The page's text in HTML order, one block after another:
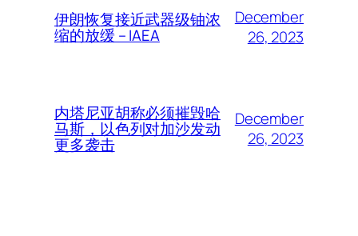
伊朗恢复接近武器级铀浓
缩的放缓 – IAEA
December
26, 2023
内塔尼亚胡称必须摧毁哈
马斯，以色列对加沙发动
更多袭击
December
26, 2023